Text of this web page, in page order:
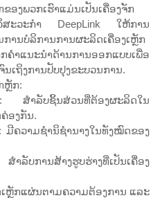
ອງພວກເຮົາແມ່ນເປັນເຄື່ອງຈັກ
ສະວະກຳ DeepLink ໃຫ້ການ
ານບໍລິການການຜະລິດເຄື່ອງເຫຼັກ
ແນະນຳດ້ານການອອກແບບເພື່ອ
ເຖິງການປັບປຸງຂະບວນການ.
ຫຼັກ:
: ສຳລັບຊິ້ນສ່ວນທີ່ຕ້ອງຜະລິດໃນ
ອງກັນ.
ຄວາມຊຳນິຊຳນາງໃນທັງໝົດຂອງ
ລັບການສ້າງຮູບຮ່າງທີ່ເປັນເຄື່ອງ
ຫຼັກແຜ່ນຕາມຄວາມຕ້ອງການ ແລະ